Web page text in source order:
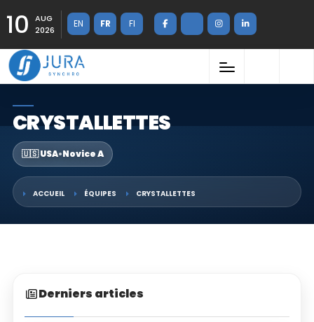
10
AUG
2026
EN FR FI
CRYSTALLETTES
🇺🇸 USA•Novice A
ACCUEIL ÉQUIPES CRYSTALLETTES
Derniers articles